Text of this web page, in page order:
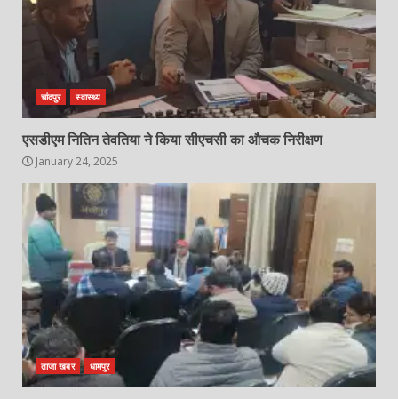
चांदपुर स्वास्थ्य
एसडीएम नितिन तेवतिया ने किया सीएचसी का औचक निरीक्षण
January 24, 2025
ताजा खबर धामपुर